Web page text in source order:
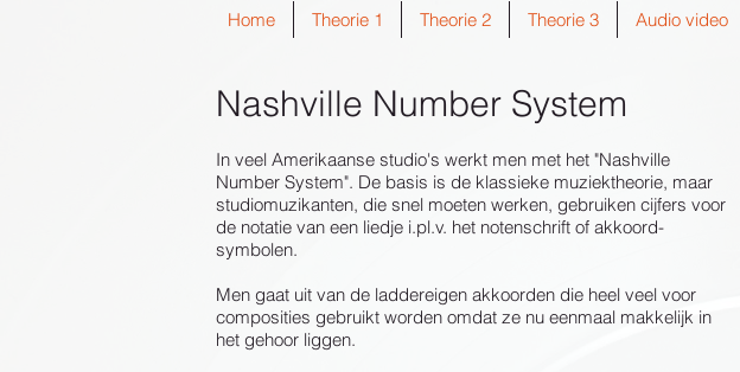
Home Theorie 1 Theorie 2 Theorie 3 Audio video
Nashville Number System
In veel Amerikaanse studio's werkt men met het "Nashville
Number System". De basis is de klassieke muziektheorie, maar
studiomuzikanten, die snel moeten werken, gebruiken cijfers voor
de notatie van een liedje i.pl.v. het notenschrift of akkoord-
symbolen.
Men gaat uit van de laddereigen akkoorden die heel veel voor
composities gebruikt worden omdat ze nu eenmaal makkelijk in
het gehoor liggen.